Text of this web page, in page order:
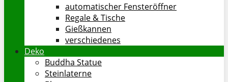
automatischer Fensteröffner
Regale & Tische
Gießkannen
verschiedenes
Deko
Buddha Statue
Steinlaterne